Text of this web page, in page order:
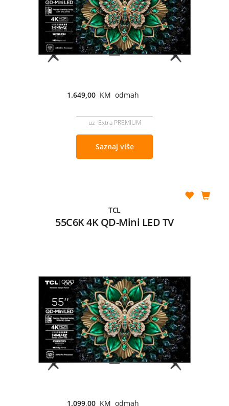
1.649,00 KM odmah
uz Extra PREMIUM
Saznaj više
TCL
55C6K 4K QD-Mini LED TV
1.099,00 KM odmah